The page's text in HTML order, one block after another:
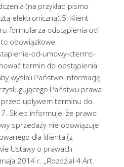
(na przykład pismo
elektroniczną).5. Klient
formularza odstąpienia od
obowiązkowe
od-umowy-cterms-
termin do odstąpienia
wysłali Państwo informację
Państwu prawa
upływem terminu do
Sklep informuje, że prawo
sprzedaży nie obowiązuje
dla klienta (z
Ustawy o prawach
2014 r. „Rozdział 4 Art.